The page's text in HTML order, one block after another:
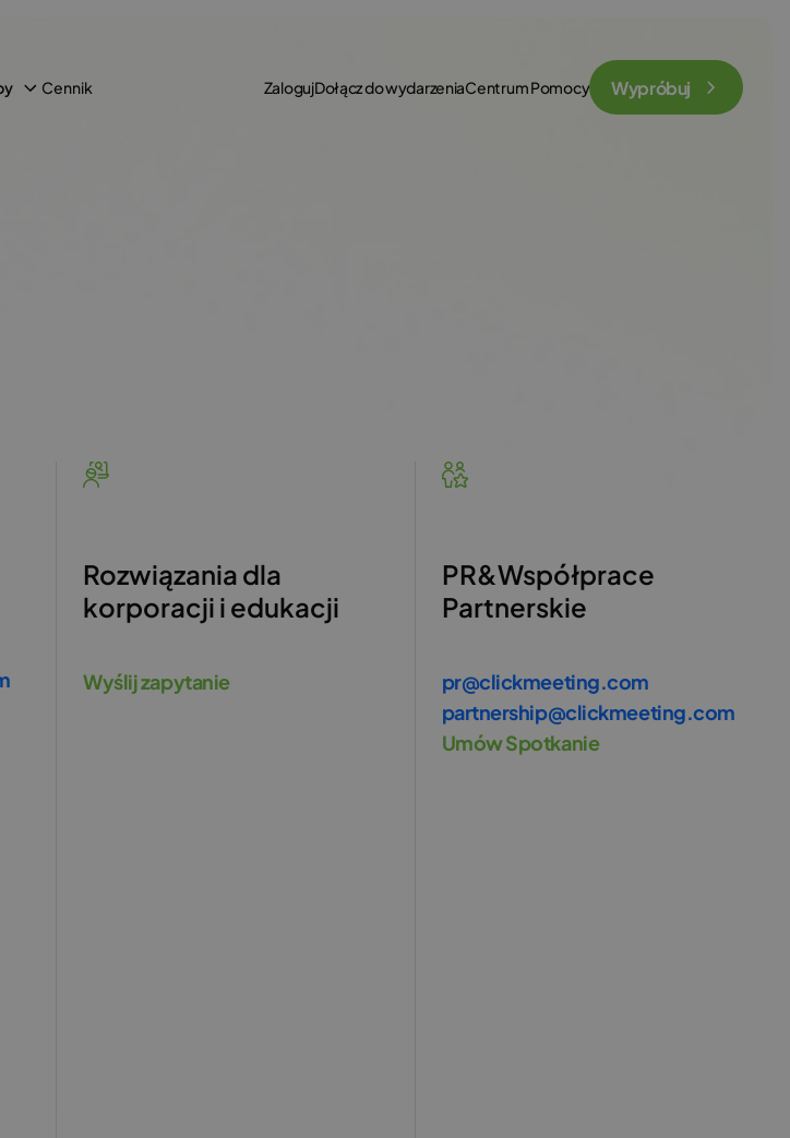
Cennik ZalogujDołącz do wydarzeniaCentrum Pomocy Wypróbuj
Rozwiązania dla
korporacji i edukacji
Wyślij zapytanie
PR&Współprace
Partnerskie
pr@clickmeeting.com
partnership@clickmeeting.com
Umów Spotkanie